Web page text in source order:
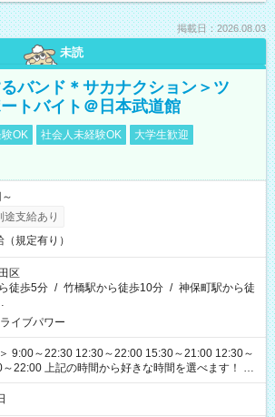
掲載日：2026.08.03
未読
バンド＊サカナクション＞ツ
トバイト＠日本武道館
OK 社会人未経験OK
大学生歓迎
途支給あり
（規定有り）
区
徒歩5分 / 竹橋駅から徒歩10分 / 神保町駅から徒
イブパワー
9:00～22:30 12:30～22:00 15:30～21:00 12:30～
きな時間を選べます！ ※
なる可能性があります